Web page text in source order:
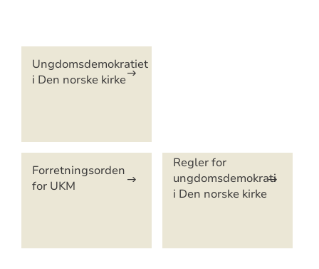
Artikkelsnarveger
Ungdomsdemokratiet
i Den norske kirke
Forretningsorden
for UKM
Regler for
ungdomsdemokrati
i Den norske kirke